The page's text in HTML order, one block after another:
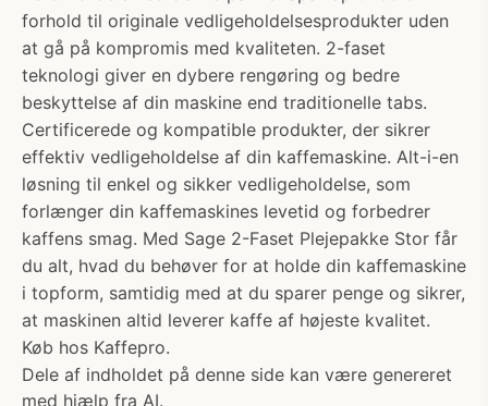
forhold til originale vedligeholdelsesprodukter uden
at gå på kompromis med kvaliteten. 2-faset
teknologi giver en dybere rengøring og bedre
beskyttelse af din maskine end traditionelle tabs.
Certificerede og kompatible produkter, der sikrer
effektiv vedligeholdelse af din kaffemaskine. Alt-i-en
løsning til enkel og sikker vedligeholdelse, som
forlænger din kaffemaskines levetid og forbedrer
kaffens smag. Med Sage 2-Faset Plejepakke Stor får
du alt, hvad du behøver for at holde din kaffemaskine
i topform, samtidig med at du sparer penge og sikrer,
at maskinen altid leverer kaffe af højeste kvalitet.
Køb hos Kaffepro.
Dele af indholdet på denne side kan være genereret
med hjælp fra AI.